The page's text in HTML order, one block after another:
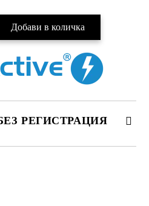
РЕГИСТРАЦИЯ